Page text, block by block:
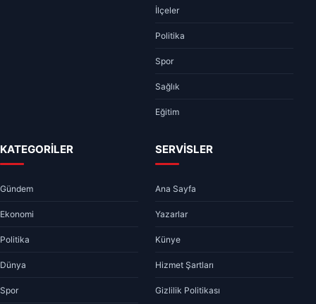
İlçeler
Politika
Spor
Sağlık
Eğitim
KATEGORİLER
Gündem
Ekonomi
Politika
Dünya
Spor
SERVİSLER
Ana Sayfa
Yazarlar
Künye
Hizmet Şartları
Gizlilik Politikası